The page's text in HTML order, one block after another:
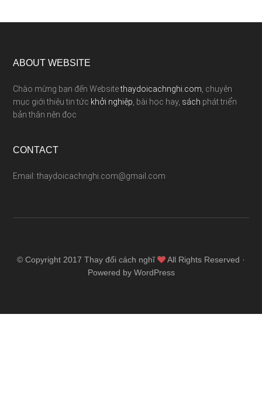
ABOUT WEBSITE
Chào mừng bạn đến Websitethaydoicachnghi.com , chuyên
mục giới thiệu tin tức khởi nghiệp , bài học hay, sách phát triển
bản thân nên đọc
CONTACT
Email: thaydoicachnghi.com@gmail.com
© Copyright 2017 Thay đổi cách nghĩ
All Rights Reserved ·
Powered by WordPress